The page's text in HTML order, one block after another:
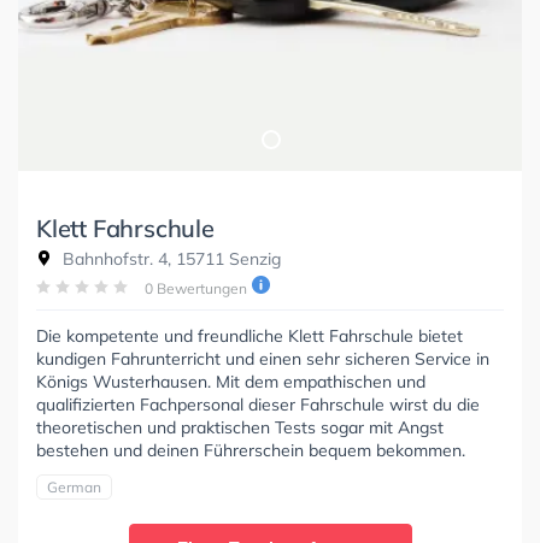
Klett Fahrschule
Bahnhofstr. 4, 15711 Senzig
0 Bewertungen
Die kompetente und freundliche Klett Fahrschule bietet
kundigen Fahrunterricht und einen sehr sicheren Service in
Königs Wusterhausen. Mit dem empathischen und
qualifizierten Fachpersonal dieser Fahrschule wirst du die
theoretischen und praktischen Tests sogar mit Angst
bestehen und deinen Führerschein bequem bekommen.
German